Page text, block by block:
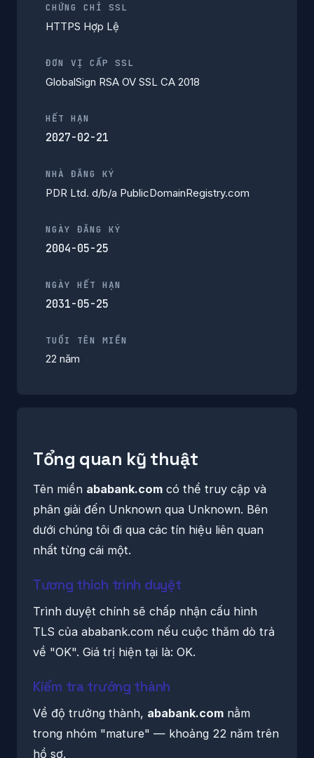
CHỨNG CHỈ SSL
HTTPS Hợp Lệ
ĐƠN VỊ CẤP SSL
GlobalSign RSA OV SSL CA 2018
HẾT HẠN
2027-02-21
NHÀ ĐĂNG KÝ
PDR Ltd. d/b/a PublicDomainRegistry.com
NGÀY ĐĂNG KÝ
2004-05-25
NGÀY HẾT HẠN
2031-05-25
TUỔI TÊN MIỀN
22 năm
Tổng quan kỹ thuật
Tên miền ababank.com có thể truy cập và
phân giải đến Unknown qua Unknown. Bên
dưới chúng tôi đi qua các tín hiệu liên quan
nhất từng cái một.
Tương thích trình duyệt
Trình duyệt chính sẽ chấp nhận cấu hình
TLS của ababank.com nếu cuộc thăm dò trả
về "OK". Giá trị hiện tại là: OK.
Kiểm tra trưởng thành
Về độ trưởng thành, ababank.com nằm
trong nhóm "mature" — khoảng 22 năm trên
hồ sơ.